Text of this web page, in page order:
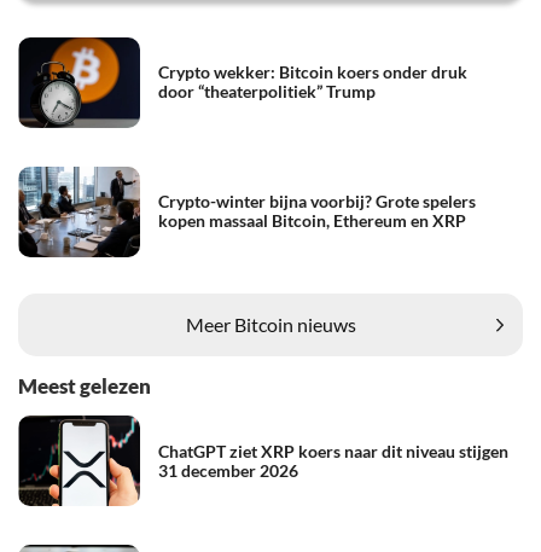
Crypto wekker: Bitcoin koers onder druk
door “theaterpolitiek” Trump
Crypto-winter bijna voorbij? Grote spelers
kopen massaal Bitcoin, Ethereum en XRP
Meer Bitcoin nieuws
Meest gelezen
ChatGPT ziet XRP koers naar dit niveau stijgen
31 december 2026